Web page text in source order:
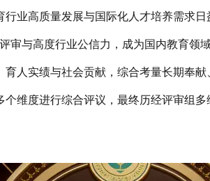
业高质量发展与国际化人才培养需求
审与高度行业公信力，成为国内教育领
人实绩与社会贡献，综合考量长期奉
维度进行综合评议，最终历经评审组多